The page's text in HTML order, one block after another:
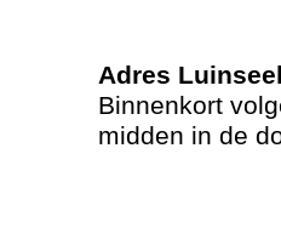
Adres
Binnenkort
midden in de